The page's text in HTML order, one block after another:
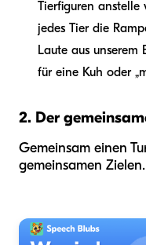
Tierfiguren anstelle
jedes Tier die
Laute aus unserem
für eine Kuh oder
2. Der
Gemeinsam einen
gemeinsamen Zielen.